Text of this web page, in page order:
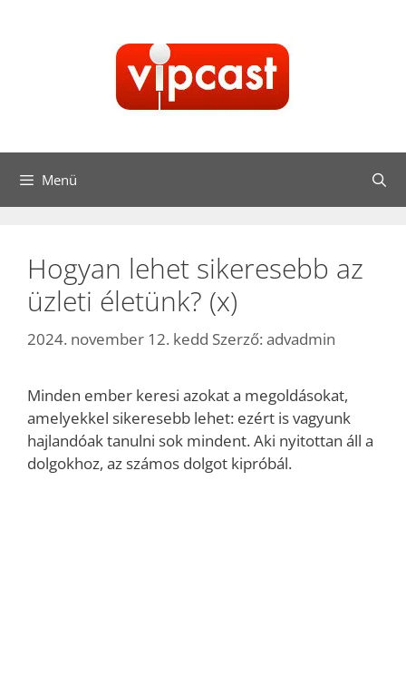
Menü
Hogyan lehet sikeresebb az
üzleti életünk? (x)
2024. november 12. kedd Szerző: advadmin
Minden ember keresi azokat a megoldásokat,
amelyekkel sikeresebb lehet: ezért is vagyunk
hajlandóak tanulni sok mindent. Aki nyitottan áll a
dolgokhoz, az számos dolgot kipróbál.